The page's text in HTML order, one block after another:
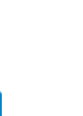
mà không cần
LED hiện đại
giảm tải cho